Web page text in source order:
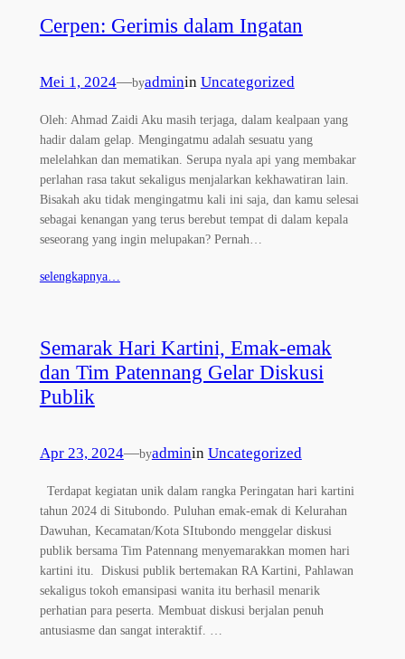
Cerpen: Gerimis dalam Ingatan
Mei 1, 2024—byadminin Uncategorized
Oleh: Ahmad Zaidi Aku masih terjaga, dalam kealpaan yang
hadir dalam gelap. Mengingatmu adalah sesuatu yang
melelahkan dan mematikan. Serupa nyala api yang membakar
perlahan rasa takut sekaligus menjalarkan kekhawatiran lain.
Bisakah aku tidak mengingatmu kali ini saja, dan kamu selesai
sebagai kenangan yang terus berebut tempat di dalam kepala
seseorang yang ingin melupakan? Pernah…
selengkapnya…
Semarak Hari Kartini, Emak-emak
dan Tim Patennang Gelar Diskusi
Publik
Apr 23, 2024—byadminin Uncategorized
Terdapat kegiatan unik dalam rangka Peringatan hari kartini
tahun 2024 di Situbondo. Puluhan emak-emak di Kelurahan
Dawuhan, Kecamatan/Kota SItubondo menggelar diskusi
publik bersama Tim Patennang menyemarakkan momen hari
kartini itu. Diskusi publik bertemakan RA Kartini, Pahlawan
sekaligus tokoh emansipasi wanita itu berhasil menarik
perhatian para peserta. Membuat diskusi berjalan penuh
antusiasme dan sangat interaktif. …